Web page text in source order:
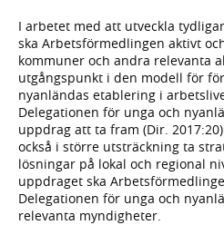
I arbetet med att utveckla
ska Arbetsförmedlingen aktivt
kommuner och andra relevanta
utgångspunkt i den modell för
nyanländas etablering i
Delegationen för unga och
uppdrag att ta fram (Dir.
också i större utsträckning ta
lösningar på lokal och regional
uppdraget ska
Delegationen för unga och
relevanta myndigheter.